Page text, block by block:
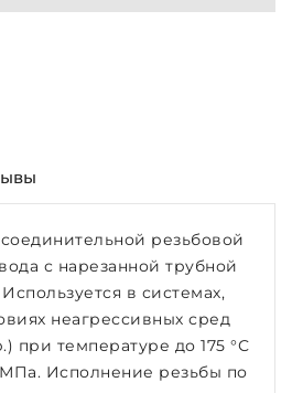
соединительной резьбовой
с нарезанной трубной
в системах,
неагрессивных сред
при температуре до 175 °С
Исполнение резьбы по